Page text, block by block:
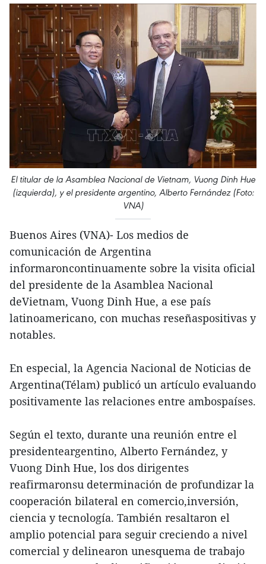
El titular de la Asamblea Nacional de Vietnam, Vuong Dinh Hue
(izquierda), y el presidente argentino, Alberto Fernández (Foto:
VNA)
Buenos Aires (VNA)- Los medios de
comunicación de Argentina
informaroncontinuamente sobre la visita oficial
del presidente de la Asamblea Nacional
deVietnam, Vuong Dinh Hue, a ese país
latinoamericano, con muchas reseñaspositivas y
notables.
En especial, la Agencia Nacional de Noticias de
Argentina(Télam) publicó un artículo evaluando
positivamente las relaciones entre ambospaíses.
Según el texto, durante una reunión entre el
presidenteargentino, Alberto Fernández, y
Vuong Dinh Hue, los dos dirigentes
reafirmaronsu determinación de profundizar la
cooperación bilateral en comercio,inversión,
ciencia y tecnología. También resaltaron el
amplio potencial para seguir creciendo a nivel
comercial y delinearon unesquema de trabajo